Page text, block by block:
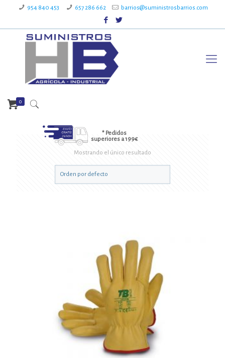
954 840 453 657 286 662 barrios@suministrosbarrios.com
* Pedidos
superiores a 199€
0
Mostrando el único resultado